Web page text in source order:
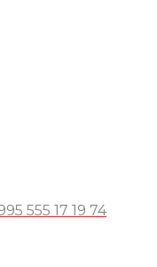
555 17 19 74